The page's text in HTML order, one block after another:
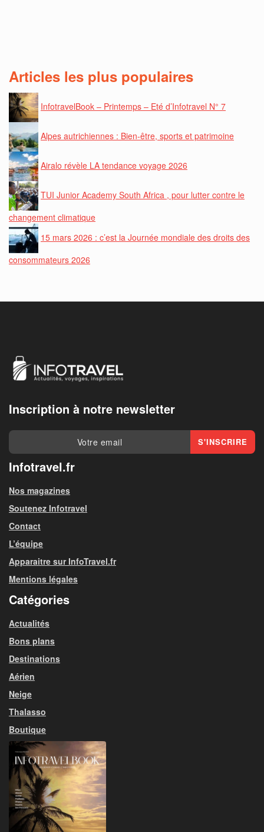
Articles les plus populaires
InfotravelBook – Printemps – Eté d’Infotravel N° 7
Alpes autrichiennes : Bien-être, sports et patrimoine
Airalo révèle LA tendance voyage 2026
TUI Junior Academy South Africa , pour lutter contre le
changement climatique
15 mars 2026 : c’est la Journée mondiale des droits des
consommateurs 2026
Inscription à notre newsletter
Infotravel.fr
Nos magazines
Soutenez Infotravel
Contact
L’équipe
Apparaitre sur InfoTravel.fr
Mentions légales
Catégories
Actualités
Bons plans
Destinations
Aérien
Neige
Thalasso
Boutique